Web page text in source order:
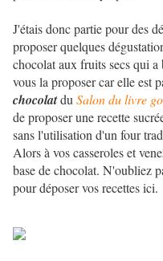
J'étais donc partie pour des
proposer quelques
chocolat aux fruits secs qui
vous la proposer car elle est
chocolatdu Salon du livre
de proposer une recette
sans l'utilisation d'un four
Alors à vos casseroles et
base de chocolat. N'oubliez
pour déposer vos recettes ici.